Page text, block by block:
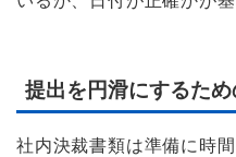
提出を円滑にするた
社内決裁書類は準備に時